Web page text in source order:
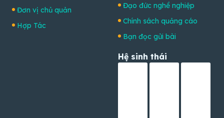
Đơn vị chủ quản
Hợp Tác
Đạo đức nghề nghiệp
Chính sách quảng cáo
Bạn đọc gửi bài
Hệ sinh thái